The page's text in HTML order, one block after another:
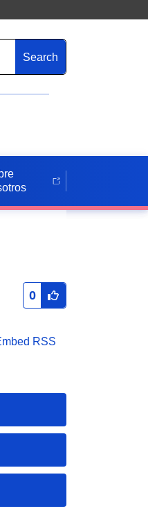
Search
0
RSS